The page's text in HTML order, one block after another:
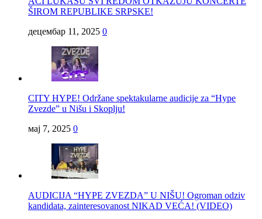
ŠIROM REPUBLIKE SRPSKE!
децембар 11, 2025 0
CITY HYPE! Održane spektakularne audicije za “Hype
Zvezde” u Nišu i Skoplju!
мај 7, 2025 0
AUDICIJA “HYPE ZVEZDA” U NIŠU! Ogroman odziv
kandidata, zainteresovanost NIKAD VEĆA! (VIDEO)